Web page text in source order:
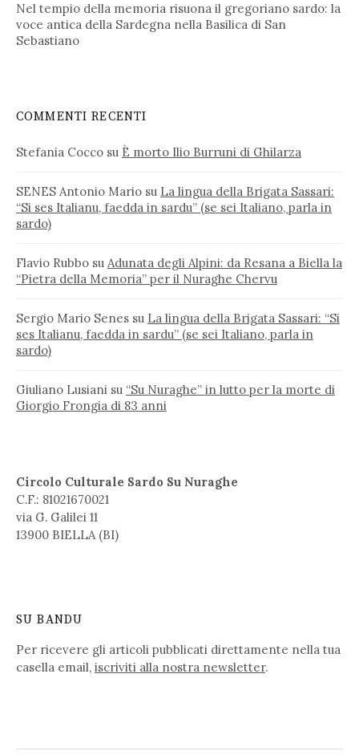
Nel tempio della memoria risuona il gregoriano sardo: la
voce antica della Sardegna nella Basilica di San
Sebastiano
COMMENTI RECENTI
Stefania Cocco su È morto Ilio Burruni di Ghilarza
SENES Antonio Mario su La lingua della Brigata Sassari:
“Si ses Italianu, faedda in sardu” (se sei Italiano, parla in
sardo)
Flavio Rubbo su Adunata degli Alpini: da Resana a Biella la
“Pietra della Memoria” per il Nuraghe Chervu
Sergio Mario Senes su La lingua della Brigata Sassari: “Si
ses Italianu, faedda in sardu” (se sei Italiano, parla in
sardo)
Giuliano Lusiani su “Su Nuraghe” in lutto per la morte di
Giorgio Frongia di 83 anni
Circolo Culturale Sardo Su Nuraghe
C.F.: 81021670021
via G. Galilei 11
13900 BIELLA (BI)
SU BANDU
Per ricevere gli articoli pubblicati direttamente nella tua
casella email, iscriviti alla nostra newsletter.